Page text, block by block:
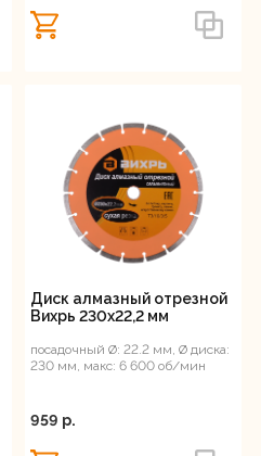
Диск алмазный отрезной
Вихрь 230х22,2 мм
посадочный Ø: 22.2 мм, Ø диска:
230 мм, макс: 6 600 об/мин
959 p.